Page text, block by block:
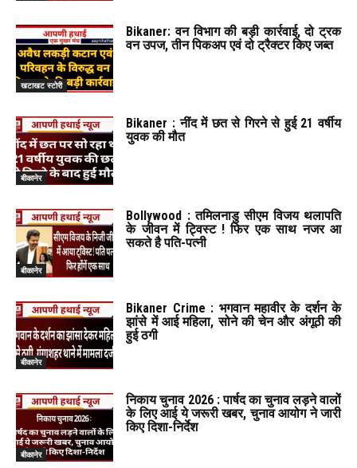
खटाखट स्टोरी
Bikaner: वन विभाग की बड़ी कार्रवाई, दो ट्रक
वन उपज, तीन पिकअप एवं दो ट्रैक्टर किए जब्त
बीकानेर
Bikaner : नींद में छत से गिरने से हुई 21 वर्षीय
युवक की मौत
बीकानेर
Bollywood : तमिलनाडु सीएम विजय थलापति
के जीवन में ट्विस्ट ! फिर एक साथ नजर आ
सकते है पति-पत्नी
बीकानेर
Bikaner Crime : भगवान महावीर के दर्शन के
झांसे में आई महिला, सोने की चेन और अंगूठी की
हुई ठगी
बीकानेर
निकाय चुनाव 2026 : पार्षद का चुनाव लड़ने वालों
के लिए आई ये जरूरी खबर, चुनाव आयोग ने जारी
किए दिशा-निर्देश